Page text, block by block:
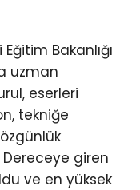
Bakanlığı
uzman
eserleri
tekniğe
giren
ve en yüksek